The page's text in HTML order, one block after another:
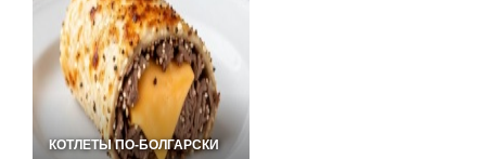
КОТЛЕТЫ ПО-БОЛГАРСКИ